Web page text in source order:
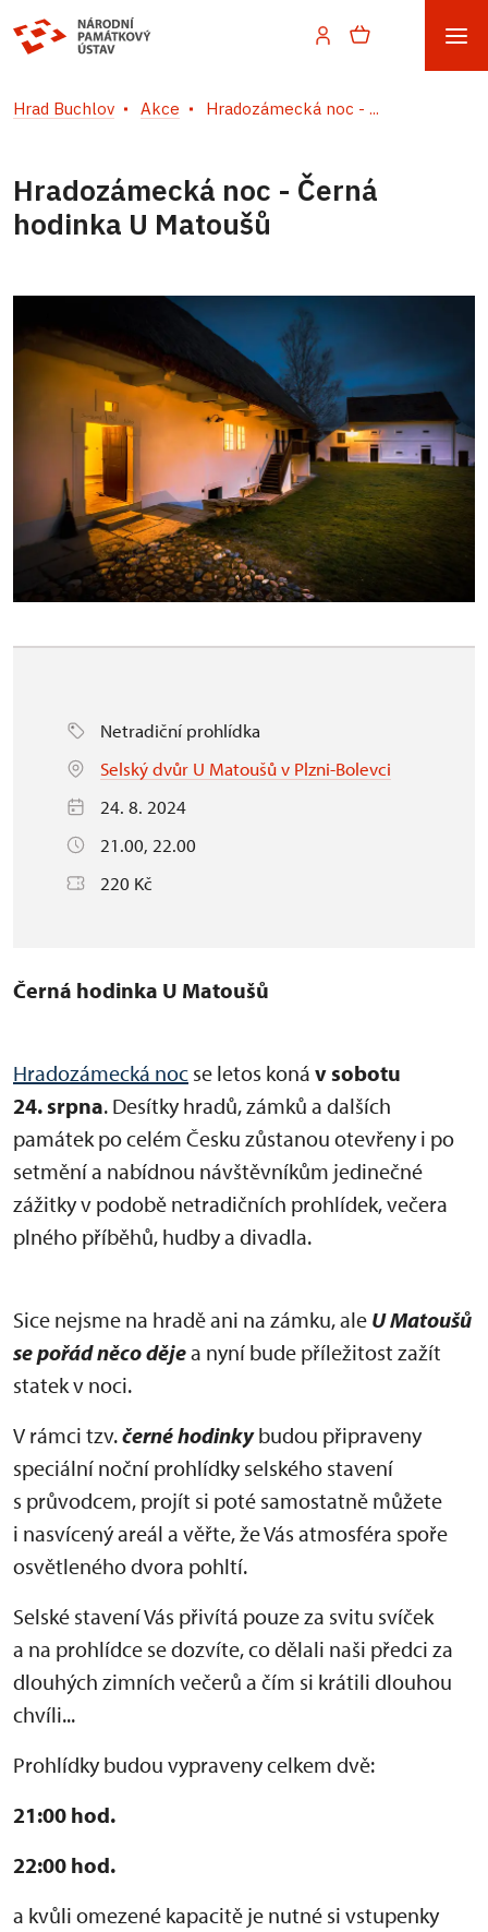
Hrad Buchlov Akce Hradozámecká noc - ...
Hradozámecká noc - Černá
hodinka U Matoušů
Netradiční prohlídka
Selský dvůr U Matoušů v Plzni-Bolevci
24. 8. 2024
21.00, 22.00
220 Kč
Černá hodinka U Matoušů
Hradozámecká noc se letos koná v sobotu
24. srpna. Desítky hradů, zámků a dalších
památek po celém Česku zůstanou otevřeny i po
setmění a nabídnou návštěvníkům jedinečné
zážitky v podobě netradičních prohlídek, večera
plného příběhů, hudby a divadla.
Sice nejsme na hradě ani na zámku, ale U Matoušů
se pořád něco dějea nyní bude příležitost zažít
statek v noci.
V rámci tzv.černé hodinkybudou připraveny
speciální noční prohlídky selského stavení
s průvodcem, projít si poté samostatně můžete
i nasvícený areál a věřte, že Vás atmosféra spoře
osvětleného dvora pohltí.
Selské stavení Vás přivítá pouze za svitu svíček
a na prohlídce se dozvíte, co dělali naši předci za
dlouhých zimních večerů a čím si krátili dlouhou
chvíli...
Prohlídky budou vypraveny celkem dvě:
21:00 hod.
22:00 hod.
a kvůli omezené kapacitě je nutné si vstupenky